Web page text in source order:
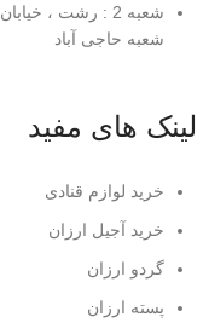
شعبه 2 : رشت ،
شعبه حاجی آباد
لینک های مفید
خرید لوازم قنادی
خرید آجیل ارزان
گردو ارزان
پسته ارزان